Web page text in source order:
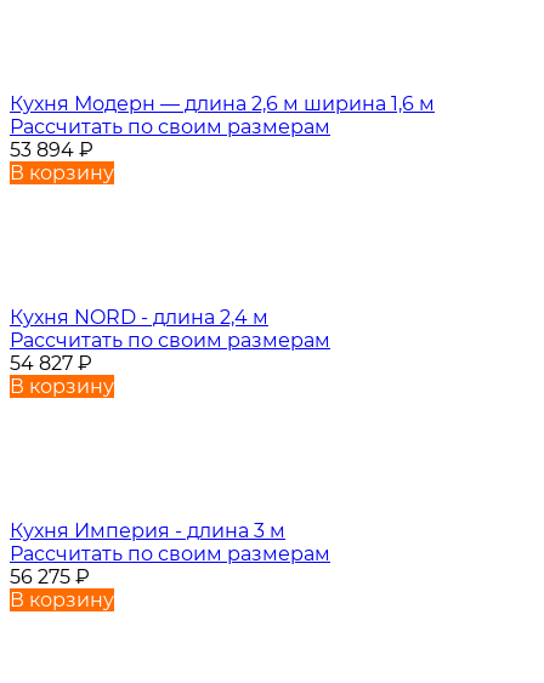
Кухня Модерн — длина 2,6 м ширина 1,6 м
Рассчитать по своим размерам
53 894 ₽
В корзину
Кухня NORD - длина 2,4 м
Рассчитать по своим размерам
54 827 ₽
В корзину
Кухня Империя - длина 3 м
Рассчитать по своим размерам
56 275 ₽
В корзину